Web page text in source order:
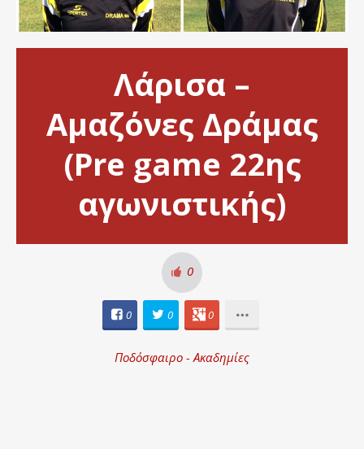
Λάρισα –
Αμαζόνες Δράμας
(Pre game 22ης
αγωνιστικής)
0
0 0 0
Ποδόσφαιρο - Ακαδημίες